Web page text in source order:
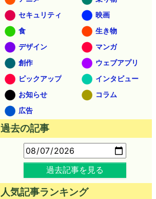
セキュリティ
映画
食
生き物
デザイン
マンガ
創作
ウェブアプリ
ピックアップ
インタビュー
お知らせ
コラム
広告
過去の記事
過去記事を見る
人気記事ランキング